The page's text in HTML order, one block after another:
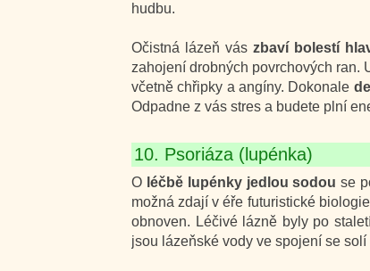
hudbu.
Očistná lázeň vás zbaví bolestí
zahojení drobných povrchových ran.
včetně chřipky a angíny. Dokonale
Odpadne z vás stres a budete plní
10. Psoriáza (lupénka)
O léčbě lupénky jedlou sodou se
možná zdají v éře futuristické
obnoven. Léčivé lázně byly po
jsou lázeňské vody ve spojení se